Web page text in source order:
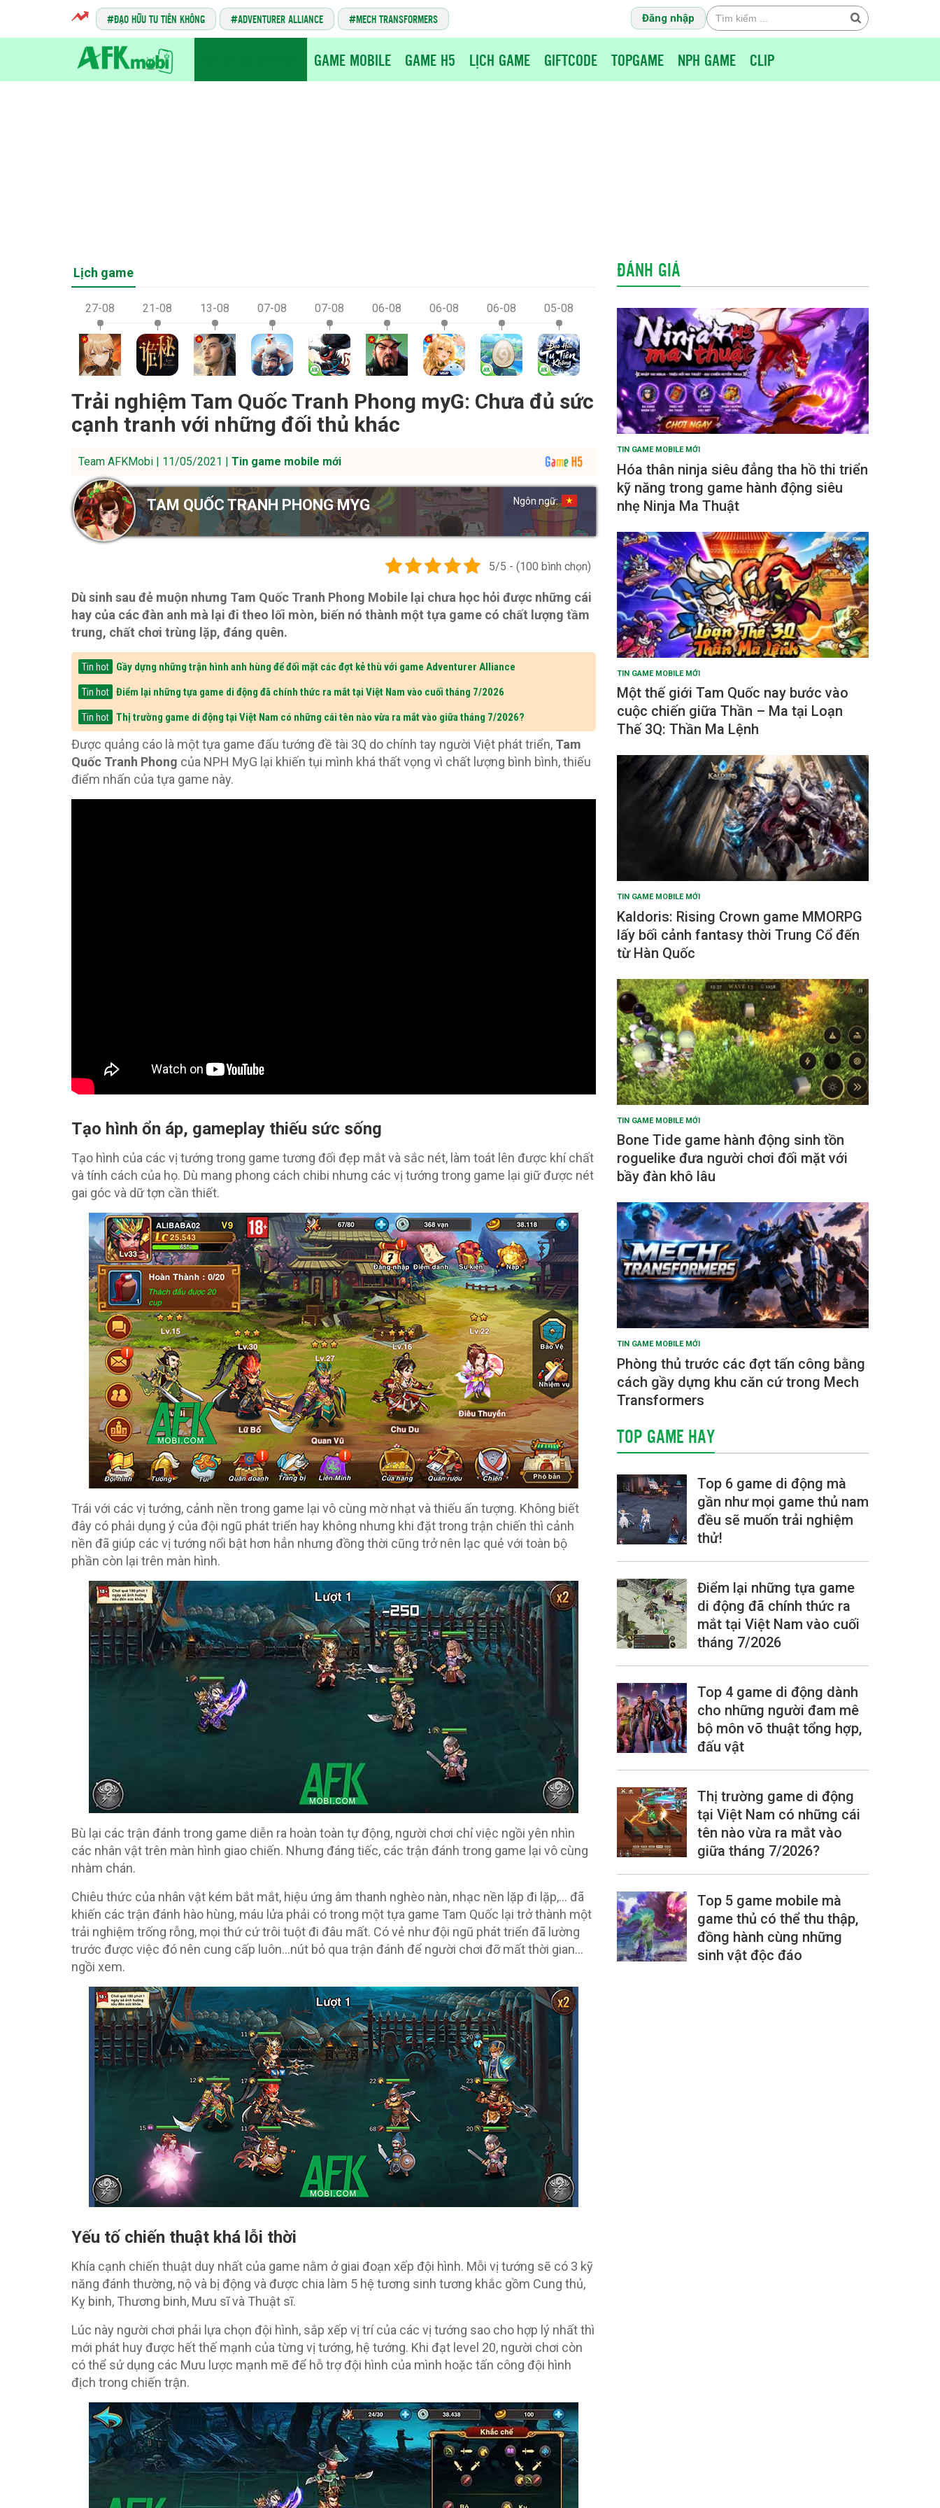
ĐẠO HỮU TU TIÊN KHÔNG ADVENTURER ALLIANCE MECH TRANSFORMERS Đăng nhập
GAME MOBILE GAME H5 LỊCH GAME GIFTCODE TOPGAME NPH GAME CLIP
Lịch game
27-08 21-08 13-08 07-08 07-08 06-08 06-08 06-08 05-08
Trải nghiệm Tam Quốc Tranh Phong myG: Chưa đủ sức
cạnh tranh với những đối thủ khác
Team AFKMobi | 11/05/2021 | Tin game mobile mới
TAM QUỐC TRANH PHONG MYG Ngôn ngữ:
5/5 - (100 bình chọn)
Dù sinh sau đẻ muộn nhưng Tam Quốc Tranh Phong Mobile lại chưa học hỏi được những cái
hay của các đàn anh mà lại đi theo lối mòn, biến nó thành một tựa game có chất lượng tầm
trung, chất chơi trùng lặp, đáng quên.
Tin hot Gầy dựng những trận hình anh hùng để đối mặt các đợt kẻ thù với game Adventurer Alliance
Tin hot Điểm lại những tựa game di động đã chính thức ra mắt tại Việt Nam vào cuối tháng 7/2026
Tin hot Thị trường game di động tại Việt Nam có những cái tên nào vừa ra mắt vào giữa tháng 7/2026?
Được quảng cáo là một tựa game đấu tướng đề tài 3Q do chính tay người Việt phát triển, Tam
Quốc Tranh Phong của NPH MyG lại khiến tụi mình khá thất vọng vì chất lượng bình bình, thiếu
điểm nhấn của tựa game này.
Tạo hình ổn áp, gameplay thiếu sức sống
Tạo hình của các vị tướng trong game tương đối đẹp mắt và sắc nét, làm toát lên được khí chất
và tính cách của họ. Dù mang phong cách chibi nhưng các vị tướng trong game lại giữ được nét
gai góc và dữ tợn cần thiết.
Trái với các vị tướng, cảnh nền trong game lại vô cùng mờ nhạt và thiếu ấn tượng. Không biết
đây có phải dụng ý của đội ngũ phát triển hay không nhưng khi đặt trong trận chiến thì cảnh
nền đã giúp các vị tướng nổi bật hơn hẳn nhưng đồng thời cũng trở nên lạc quẻ với toàn bộ
phần còn lại trên màn hình.
Bù lại các trận đánh trong game diễn ra hoàn toàn tự động, người chơi chỉ việc ngồi yên nhìn
các nhân vật trên màn hình giao chiến. Nhưng đáng tiếc, các trận đánh trong game lại vô cùng
nhàm chán.
Chiêu thức của nhân vật kém bắt mắt, hiệu ứng âm thanh nghèo nàn, nhạc nền lặp đi lặp,… đã
khiến các trận đánh hào hùng, máu lửa phải có trong một tựa game Tam Quốc lại trở thành một
trải nghiệm trống rỗng, mọi thứ cứ trôi tuột đi đâu mất. Có vẻ như đội ngũ phát triển đã lường
trước được việc đó nên cung cấp luôn…nút bỏ qua trận đánh để người chơi đỡ mất thời gian…
ngồi xem.
Yếu tố chiến thuật khá lỗi thời
Khía cạnh chiến thuật duy nhất của game nằm ở giai đoạn xếp đội hình. Mỗi vị tướng sẽ có 3 kỹ
năng đánh thường, nộ và bị động và được chia làm 5 hệ tương sinh tương khắc gồm Cung thủ,
Kỵ binh, Thương binh, Mưu sĩ và Thuật sĩ.
Lúc này người chơi phải lựa chọn đội hình, sắp xếp vị trí của các vị tướng sao cho hợp lý nhất thì
mới phát huy được hết thế mạnh của từng vị tướng, hệ tướng. Khi đạt level 20, người chơi còn
có thể sử dụng các Mưu lược mạnh mẽ để hỗ trợ đội hình của mình hoặc tấn công đội hình
địch trong chiến trận.
ĐÁNH GIÁ
TIN GAME MOBILE MỚI
Hóa thân ninja siêu đẳng tha hồ thi triển
kỹ năng trong game hành động siêu
nhẹ Ninja Ma Thuật
TIN GAME MOBILE MỚI
Một thế giới Tam Quốc nay bước vào
cuộc chiến giữa Thần – Ma tại Loạn
Thế 3Q: Thần Ma Lệnh
TIN GAME MOBILE MỚI
Kaldoris: Rising Crown game MMORPG
lấy bối cảnh fantasy thời Trung Cổ đến
từ Hàn Quốc
TIN GAME MOBILE MỚI
Bone Tide game hành động sinh tồn
roguelike đưa người chơi đối mặt với
bầy đàn khô lâu
TIN GAME MOBILE MỚI
Phòng thủ trước các đợt tấn công bằng
cách gầy dựng khu căn cứ trong Mech
Transformers
TOP GAME HAY
Top 6 game di động mà
gần như mọi game thủ nam
đều sẽ muốn trải nghiệm
thử!
Điểm lại những tựa game
di động đã chính thức ra
mắt tại Việt Nam vào cuối
tháng 7/2026
Top 4 game di động dành
cho những người đam mê
bộ môn võ thuật tổng hợp,
đấu vật
Thị trường game di động
tại Việt Nam có những cái
tên nào vừa ra mắt vào
giữa tháng 7/2026?
Top 5 game mobile mà
game thủ có thể thu thập,
đồng hành cùng những
sinh vật độc đáo